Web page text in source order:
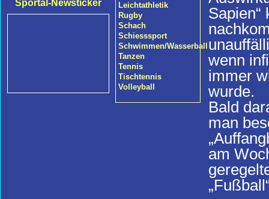
Sportal-Newsticker
Sapien“
wenn
immer
wurde.
Bald
man
am
Leichtathletik
Rugby
Schach
Schiesssport
Schwimmen/Wasserball
Tanzen
Tennis
Tischtennis
Volleyball